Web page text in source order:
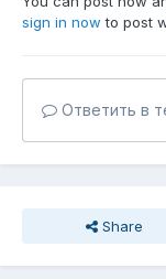
sign in now to post
Ответить в
Share